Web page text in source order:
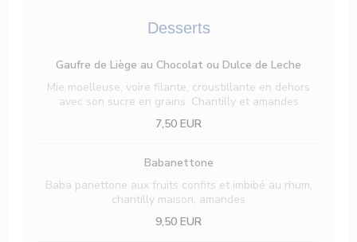
Desserts
Gaufre de Liège au Chocolat ou Dulce de Leche
Mie moelleuse, voire filante, croustillante en dehors
avec son sucre en grains. Chantilly et amandes
7,50 EUR
Babanettone
Baba panettone aux fruits confits et imbibé au rhum,
chantilly maison, amandes
9,50 EUR